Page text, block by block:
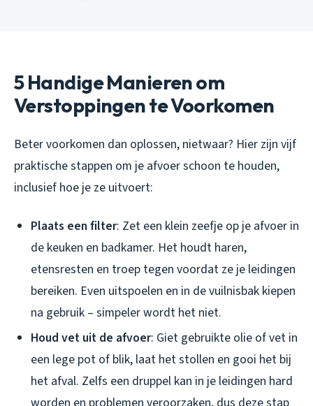
5 Handige Manieren om
Verstoppingen te Voorkomen
Beter voorkomen dan oplossen, nietwaar? Hier zijn vijf
praktische stappen om je afvoer schoon te houden,
inclusief hoe je ze uitvoert:
Plaats een filter: Zet een klein zeefje op je afvoer in
de keuken en badkamer. Het houdt haren,
etensresten en troep tegen voordat ze je leidingen
bereiken. Even uitspoelen en in de vuilnisbak kiepen
na gebruik – simpeler wordt het niet.
Houd vet uit de afvoer: Giet gebruikte olie of vet in
een lege pot of blik, laat het stollen en gooi het bij
het afval. Zelfs een druppel kan in je leidingen hard